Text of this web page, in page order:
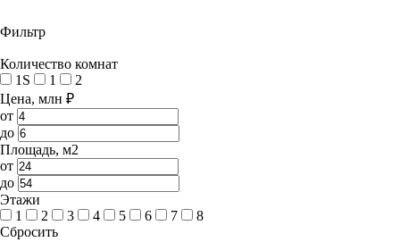
Фильтр
Количество комнат
1S
1
2
Цена, млн ₽
от
до
Площадь, м2
от
до
Этажи
1
2 3 4 5 6 7
8
Сбросить